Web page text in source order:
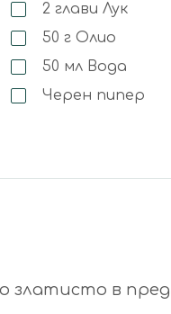
2 глави Лук
50 г Олио
50 мл Вода
Черен пипер
златисто в